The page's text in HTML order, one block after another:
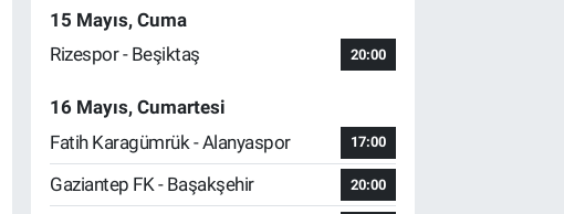
15 Mayıs, Cuma
Rizespor - Beşiktaş
20:00
16 Mayıs, Cumartesi
Fatih Karagümrük - Alanyaspor
17:00
Gaziantep FK - Başakşehir 20:00